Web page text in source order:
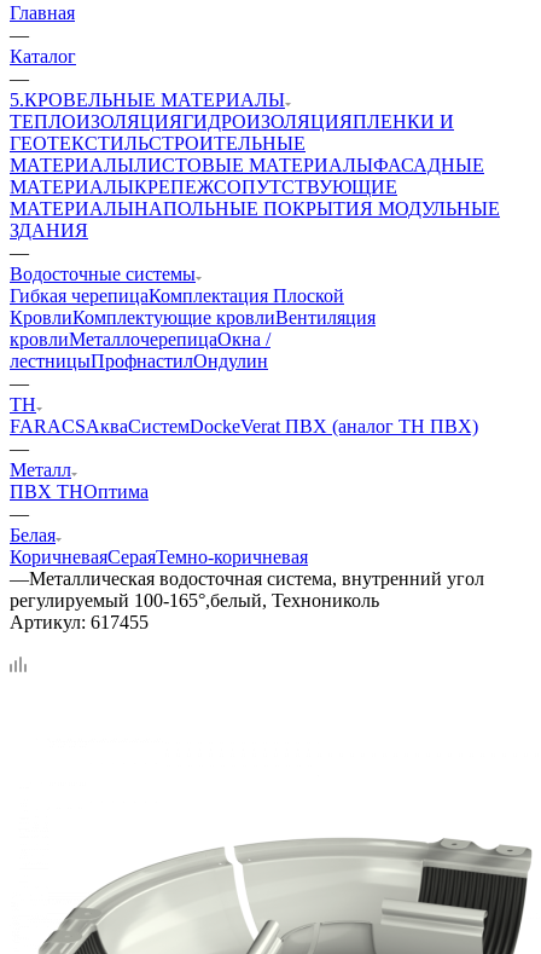
Главная
—
Каталог
—
5.КРОВЕЛЬНЫЕ МАТЕРИАЛЫ
ТЕПЛОИЗОЛЯЦИЯГИДРОИЗОЛЯЦИЯПЛЕНКИ И
ГЕОТЕКСТИЛЬСТРОИТЕЛЬНЫЕ
МАТЕРИАЛЫЛИСТОВЫЕ МАТЕРИАЛЫФАСАДНЫЕ
МАТЕРИАЛЫКРЕПЕЖСОПУТСТВУЮЩИЕ
МАТЕРИАЛЫНАПОЛЬНЫЕ ПОКРЫТИЯ МОДУЛЬНЫЕ
ЗДАНИЯ
—
Водосточные системы
Гибкая черепицаКомплектация Плоской
КровлиКомплектующие кровлиВентиляция
кровлиМеталлочерепицаОкна /
лестницыПрофнастилОндулин
—
ТН
FARACSАкваСистемDockeVerat ПВХ (аналог ТН ПВХ)
—
Металл
ПВХ ТНОптима
—
Белая
КоричневаяСераяТемно-коричневая
—Металлическая водосточная система, внутренний угол
регулируемый 100-165°,белый, Технониколь
Артикул: 617455